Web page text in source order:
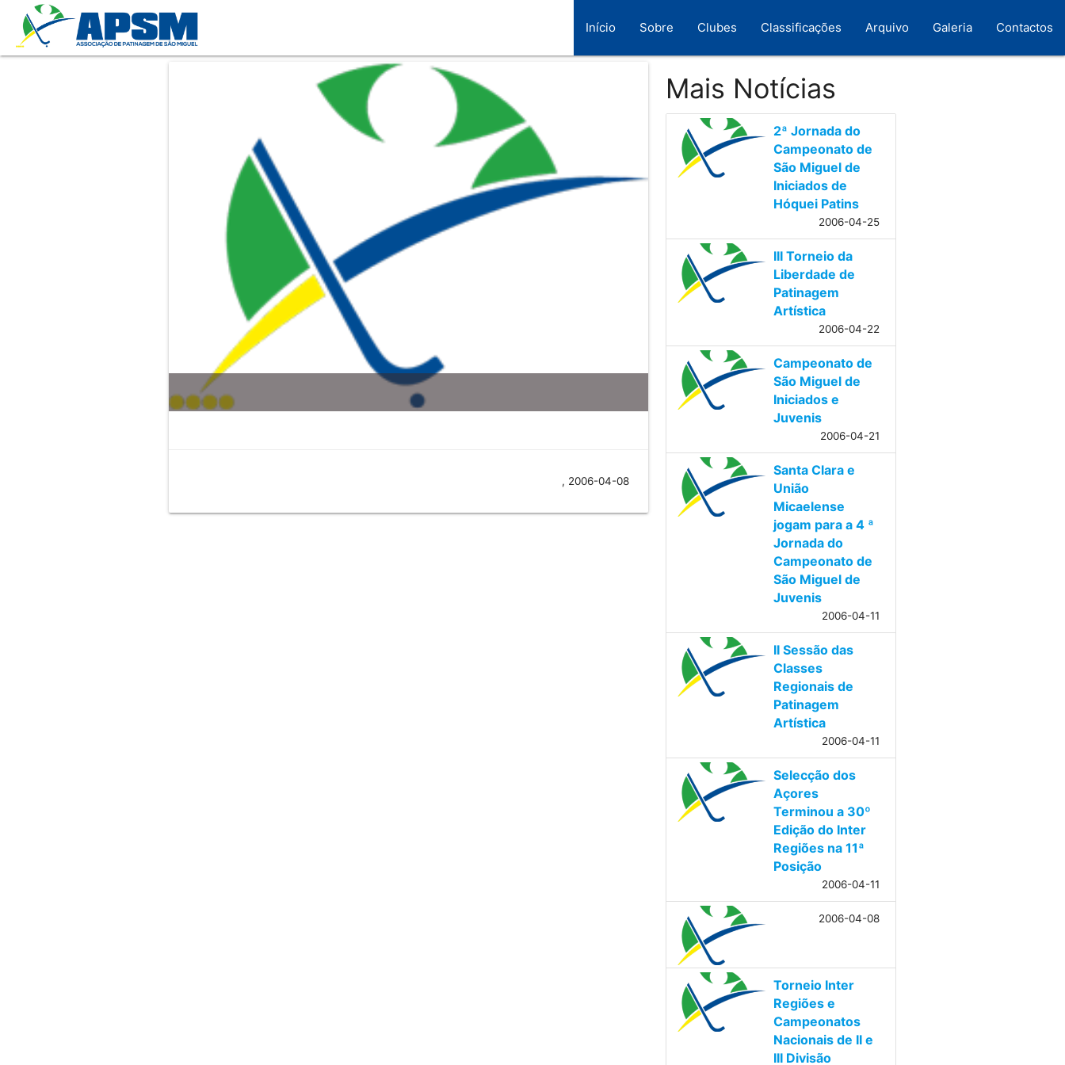
Início Sobre Clubes Classificações Arquivo Galeria Contactos
, 2006-04-08
Mais Notícias
2ª Jornada do
Campeonato de
São Miguel de
Iniciados de
Hóquei Patins
2006-04-25
III Torneio da
Liberdade de
Patinagem
Artística
2006-04-22
Campeonato de
São Miguel de
Iniciados e
Juvenis
2006-04-21
Santa Clara e
União
Micaelense
jogam para a 4 ª
Jornada do
Campeonato de
São Miguel de
Juvenis
2006-04-11
II Sessão das
Classes
Regionais de
Patinagem
Artística
2006-04-11
Selecção dos
Açores
Terminou a 30º
Edição do Inter
Regiões na 11ª
Posição
2006-04-11
2006-04-08
Torneio Inter
Regiões e
Campeonatos
Nacionais de II e
III Divisão